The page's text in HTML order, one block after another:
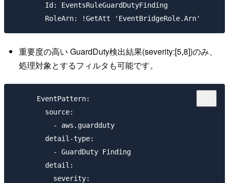
        Id: EventsRuleGuardDutyFinding
重要度の高い GuardDuty検出結果(severity:[5,8])のみ、
処理対象とするフィルタも可能です。
      EventPattern:
        source:
          - aws.guardduty
        detail-type:
          - GuardDuty Finding
        detail:
          severity: